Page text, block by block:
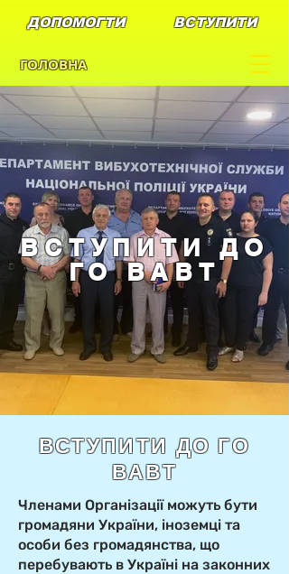
ГОЛОВНА
ДОПОМОГТИ ВСТУПИТИ
ВСТУПИТИ ДО
ГО ВАВТ
ВСТУПИТИ ДО ГО
ВАВТ
Членами Організації можуть бути
громадяни України, іноземці та
особи без громадянства, що
перебувають в Україні на законних